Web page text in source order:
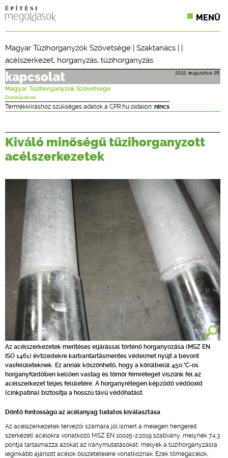
MENÜ
SZAKLAPOK
CPR TERMÉKKIÍRÁS
ÉPÍTÉSI JOG
ONLINE KÉPZÉSEK
TERVEZÉSI SEGÉDLETEK
Magyar Tűzihorganyzók Szövetsége | Szaktanács | |
acélszerkezet, horganyzás, tűzihorganyzás
2022. augusztus 26.
kapcsolat
Magyar Tűzihorganyzók Szövetsége
Dunaújváros
Termékkiíráshoz szükséges adatok a CPR.hu oldalon: nincs
Kiváló minőségű tűzihorganyzott
acélszerkezetek
Az acélszerkezetek merítéses eljárással történő horganyozása (MSZ EN
ISO 1461) évtizedekre karbantartásmentes védelmet nyújt a bevont
vasfelületeknek. Ez annak köszönhető, hogy a körülbelül 450 °C-os
horganyfürdőben kellően vastag és tömör fémréteget viszünk fel az
acélszerkezet teljes felületére. A horganyrétegen képződő védőoxid
(cinkpatina) biztosítja a hosszú távú védőhatást.
Döntő fontosságú az acélanyag tudatos kiválasztása
Az acélszerkezetek tervezői számára jól ismert a melegen hengerelt
szerkezeti acélokra vonatkozó MSZ EN 10025-2:2019 szabvány, melynek 7.4.3
pontja tartalmazza azokat az iránymutatásokat, melyek a tűzihorganyzásra
leginkább ajánlott acélok összetételére vonatkoznak. Ezek tömegacélok,